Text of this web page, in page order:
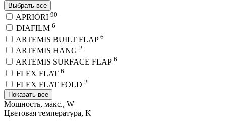
Выбрать все
APRIORI 90
DIAFILM 6
ARTEMIS BUILT FLAP 6
ARTEMIS HANG 2
ARTEMIS SURFACE FLAP 6
FLEX FLAT 6
FLEX FLAT FOLD 2
Показать все
Мощность, макс., W
Цветовая температура, K